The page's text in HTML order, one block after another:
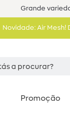
Grande
Novidade: Air Mesh!
Promoção